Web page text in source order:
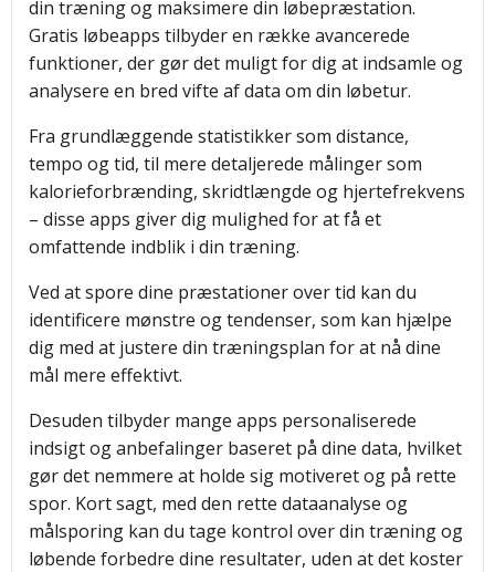
din træning og maksimere din løbepræstation.
Gratis løbeapps tilbyder en række avancerede
funktioner, der gør det muligt for dig at indsamle og
analysere en bred vifte af data om din løbetur.
Fra grundlæggende statistikker som distance,
tempo og tid, til mere detaljerede målinger som
kalorieforbrænding, skridtlængde og hjertefrekvens
– disse apps giver dig mulighed for at få et
omfattende indblik i din træning.
Ved at spore dine præstationer over tid kan du
identificere mønstre og tendenser, som kan hjælpe
dig med at justere din træningsplan for at nå dine
mål mere effektivt.
Desuden tilbyder mange apps personaliserede
indsigt og anbefalinger baseret på dine data, hvilket
gør det nemmere at holde sig motiveret og på rette
spor. Kort sagt, med den rette dataanalyse og
målsporing kan du tage kontrol over din træning og
løbende forbedre dine resultater, uden at det koster